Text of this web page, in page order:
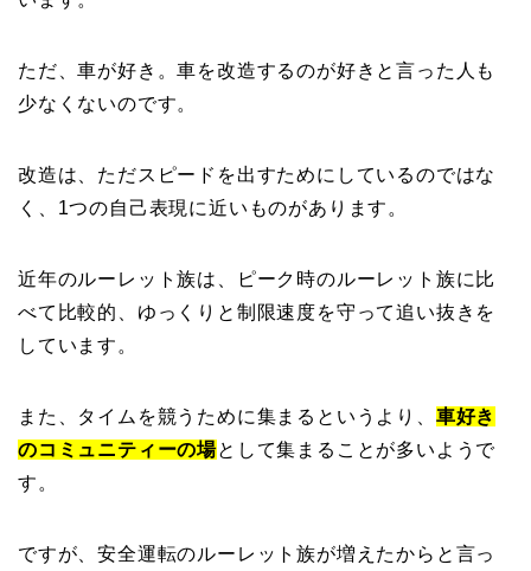
ただ、車が好き。車を改造するのが好きと言った人も
少なくないのです。
改造は、ただスピードを出すためにしているのではな
く、1つの自己表現に近いものがあります。
近年のルーレット族は、ピーク時のルーレット族に比
べて比較的、ゆっくりと制限速度を守って追い抜きを
しています。
また、タイムを競うために集まるというより、 車好き
のコミュニティーの場として集まることが多いようで
す。
ですが、安全運転のルーレット族が増えたからと言っ